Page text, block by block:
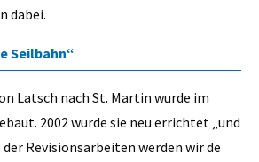
dabei.
Seilbahn“
Latsch nach St. Martin wurde im
2002 wurde sie neu errichtet „und
der Revisionsarbeiten werden wir de